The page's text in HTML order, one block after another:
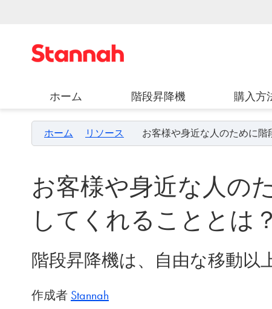
ホーム 階段昇降機 購入方
ホーム リソース お客様や身近な人のために階
お客様や身近な人の
してくれることとは？
階段昇降機は、自由な移動以
作成者 Stannah